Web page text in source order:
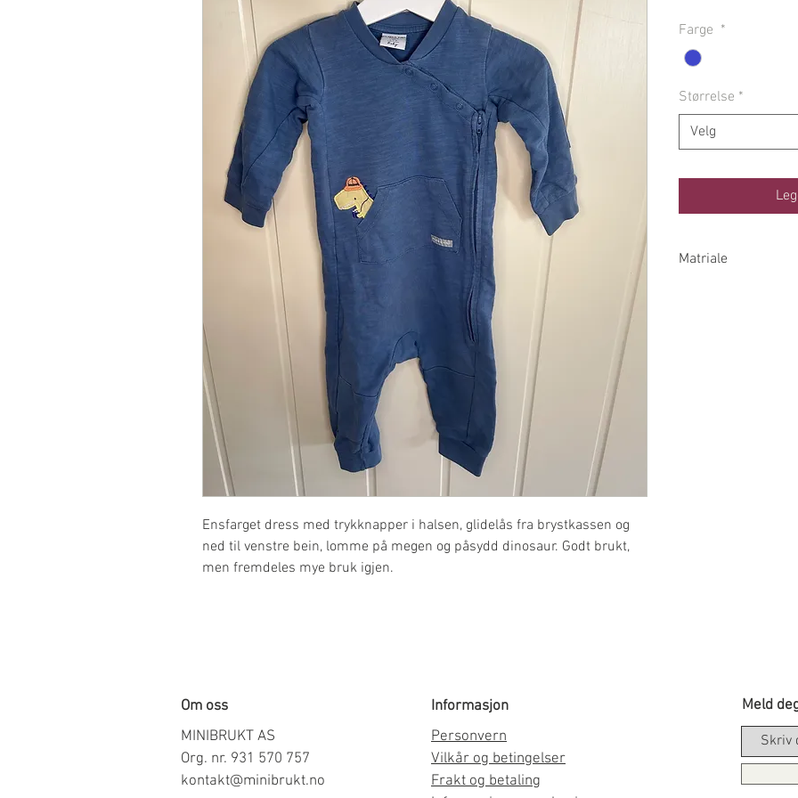
Ensfarget dress med trykknapper i halsen, glidelås fra brystkassen og
ned til venstre bein, lomme på megen og påsydd dinosaur. Godt brukt,
men fremdeles mye bruk igjen.
Farge *
Størrelse *
Velg
Matriale
Om oss
MINIBRUKT AS
Org. nr. 931 570 757
kontakt@minibrukt.no
Informasjon
Personvern
Vilkår og betingelser
Frakt og betaling
Meld